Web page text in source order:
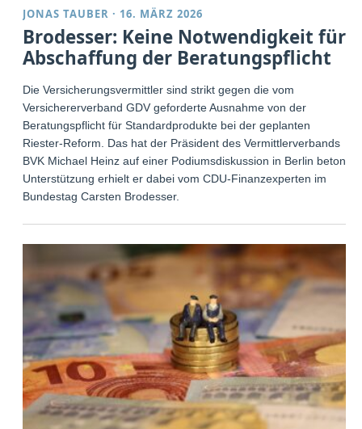
JONAS TAUBER · 16. MÄRZ 2026
Brodesser: Keine Notwendigkeit für
Abschaffung der Beratungspflicht
Die Versicherungsvermittler sind strikt gegen die vom
Versichererverband GDV geforderte Ausnahme von der
Beratungspflicht für Standardprodukte bei der geplanten
Riester-Reform. Das hat der Präsident des Vermittlerverbands
BVK Michael Heinz auf einer Podiumsdiskussion in Berlin betont.
Unterstützung erhielt er dabei vom CDU-Finanzexperten im
Bundestag Carsten Brodesser.